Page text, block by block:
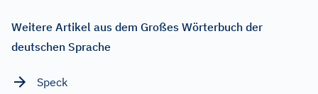
Weitere Artikel aus dem Großes Wörterbuch der
deutschen Sprache
Speck